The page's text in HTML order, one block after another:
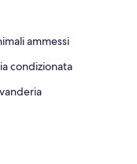
patio
ammessi
condizionata